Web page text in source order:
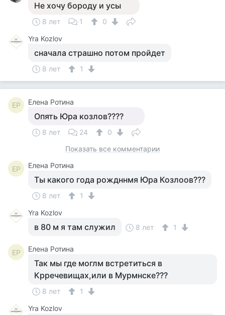
Не хочу бороду и усы
8 лет 1
0
Yra Kozlov
сначала страшно потом пройдет
8 лет 1
ЕР Елена Ротина
Опять Юра козлов????
8 лет 24
0
Показать все комментарии
ЕР Елена Ротина
Ты какого года рождннмя Юра Козлоов???
8 лет
1
Yra Kozlov
в 80 м я там служил 8 лет 1
ЕР Елена Ротина
Так мы где моглм встретиться в
Крречевищах,или в Мурмнске???
8 лет
1
Yra Kozlov